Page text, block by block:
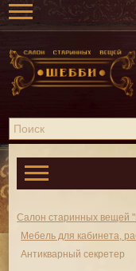
Салон старинных вещей
Мебель для кабинета,
Антикварный секретер